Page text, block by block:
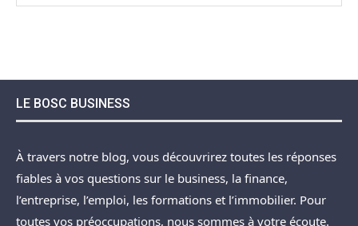
LE BOSC BUSINESS
À travers notre blog, vous découvrirez toutes les réponses
fiables à vos questions sur le business, la finance,
l’entreprise, l’emploi, les formations et l’immobilier. Pour
toutes vos préoccupations, nous sommes à votre écoute.